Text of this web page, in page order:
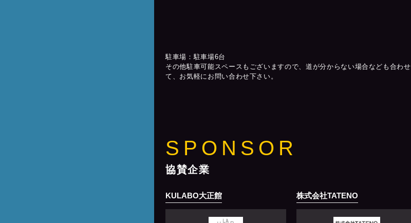
駐車場：駐車場6台
その他駐車可能スペースもございますので、道が分からない場合なども合わせ
て、お気軽にお問い合わせ下さい。
SPONSOR
協賛企業
KULABO大正館 株式会社TATENO